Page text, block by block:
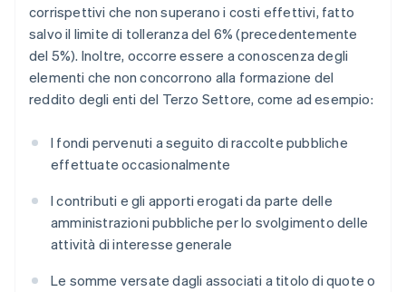
corrispettivi che non superano i costi effettivi, fatto
salvo il limite di tolleranza del 6% (precedentemente
del 5%). Inoltre, occorre essere a conoscenza degli
elementi che non concorrono alla formazione del
reddito degli enti del Terzo Settore, come ad esempio:
I fondi pervenuti a seguito di raccolte pubbliche
effettuate occasionalmente
I contributi e gli apporti erogati da parte delle
amministrazioni pubbliche per lo svolgimento delle
attività di interesse generale
Le somme versate dagli associati a titolo di quote o